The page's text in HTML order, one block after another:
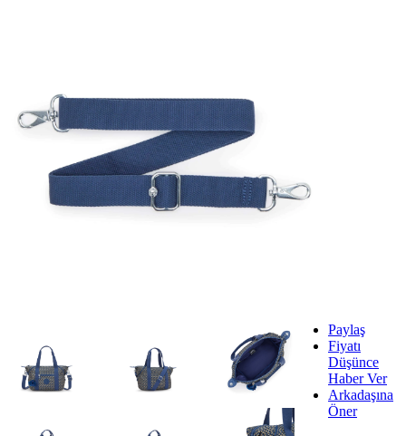
Paylaş
Fiyatı
Düşünce
Haber Ver
Arkadaşına
Öner